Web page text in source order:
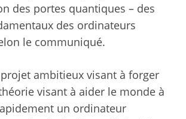
des portes quantiques – des
des ordinateurs
le communiqué.
projet ambitieux visant à forger
visant à aider le monde à
un ordinateur